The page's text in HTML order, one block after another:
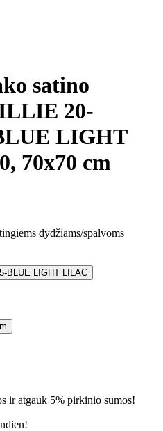
satino
20-
LIGHT
70x70 cm
dydžiams/spalvoms
BLUE LIGHT LILAC
ir atgauk 5% pirkinio sumos!